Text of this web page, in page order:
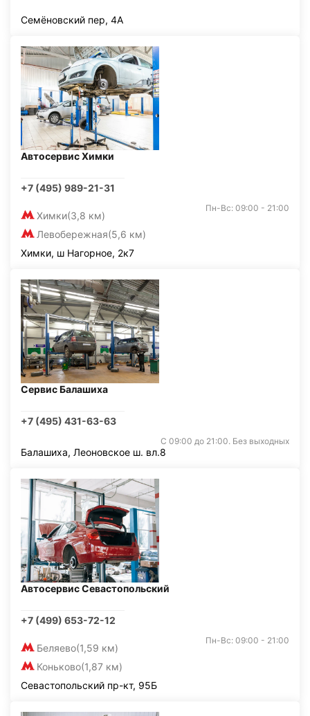
Семёновский пер, 4А
Автосервис Химки
+7 (495) 989-21-31
Химки(3,8 км)
Левобережная(5,6 км)
Пн-Вс: 09:00 - 21:00
Химки, ш Нагорное, 2к7
Сервис Балашиха
+7 (495) 431-63-63
С 09:00 до 21:00. Без выходных
Балашиха, Леоновское ш. вл.8
Автосервис Севастопольский
+7 (499) 653-72-12
Беляево(1,59 км)
Коньково(1,87 км)
Пн-Вс: 09:00 - 21:00
Севастопольский пр-кт, 95Б